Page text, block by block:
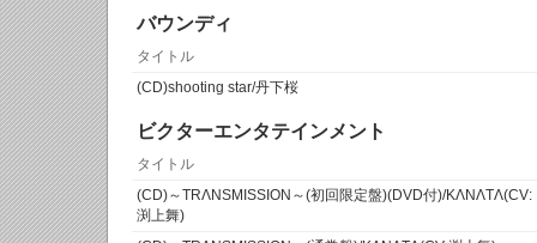
バウンディ
タイトル
(CD)shooting star/丹下桜
ビクターエンタテインメント
タイトル
(CD)～TRΛNSMISSION～(初回限定盤)(DVD付)/KΛNΛTΛ(CV:
渕上舞)